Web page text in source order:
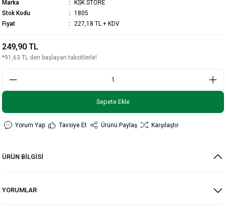
Marka
KSK STORE
Stok Kodu
1805
Fiyat
227,18 TL + KDV
249,90 TL
*91,63 TL den başlayan taksitlerle!
Sepete Ekle
Yorum Yap Tavsiye Et Ürünü Paylaş Karşılaştır
ÜRÜN BİLGİSİ
YORUMLAR